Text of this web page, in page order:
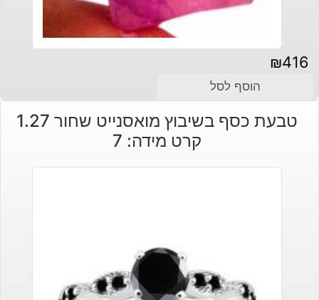
₪416
הוסף לסל
טבעת כסף בשיבוץ מואסנייט שחור 1.27
קרט מידה: 7